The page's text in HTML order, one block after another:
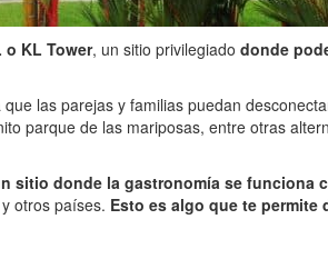
KL Tower, un sitio privilegiado donde
que las parejas y familias puedan
parque de las mariposas, entre otras
sitio donde la gastronomía se funciona
otros países. Esto es algo que te